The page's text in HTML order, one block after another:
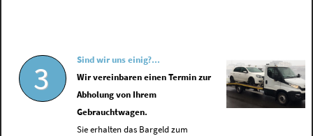
3
Sind wir uns einig?...
Wir vereinbaren einen Termin zur
Abholung von Ihrem
Gebrauchtwagen.
Sie erhalten das Bargeld zum